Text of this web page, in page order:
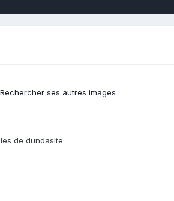
Rechercher ses autres images
de dundasite